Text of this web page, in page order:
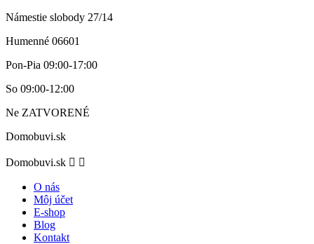
Námestie slobody 27/14
Humenné 06601
Pon-Pia 09:00-17:00
So 09:00-12:00
Ne ZATVORENÉ
Domobuvi.sk
Domobuvi.sk  
O nás
Môj účet
E-shop
Blog
Kontakt